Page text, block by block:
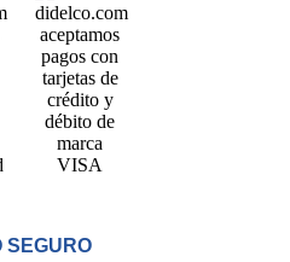
SEGURO